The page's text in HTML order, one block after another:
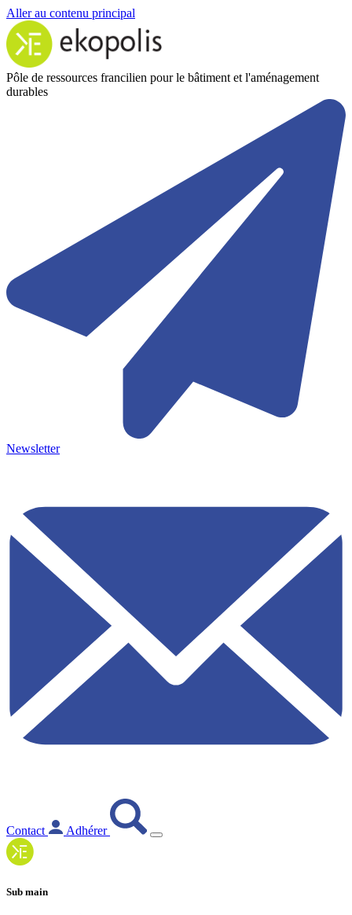
Aller au contenu principal
Pôle de ressources francilien pour le bâtiment et l'aménagement
durables
Newsletter
Contact Adhérer
Sub main